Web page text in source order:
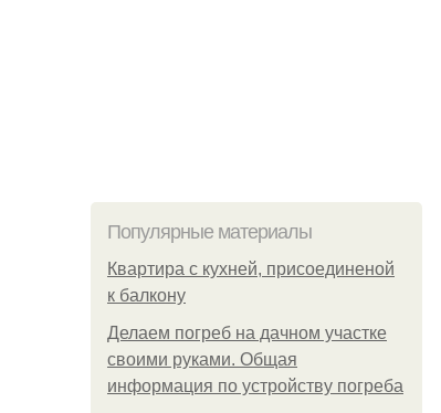
Популярные материалы
Квартира с кухней, присоединеной
к балкону
Делаем погреб на дачном участке
своими руками. Общая
информация по устройству погреба